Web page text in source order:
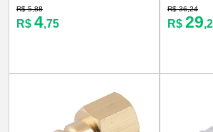
R$ 5,88
R$ 4,75
R$ 36,24
R$ 29